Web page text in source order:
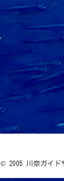
© 2005 川奈ガイド